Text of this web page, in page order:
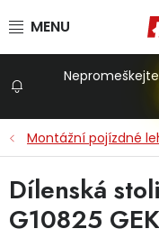
Stavba a dům
Nepromeškejte
Montážní pojízdné
Dílenská
G10825